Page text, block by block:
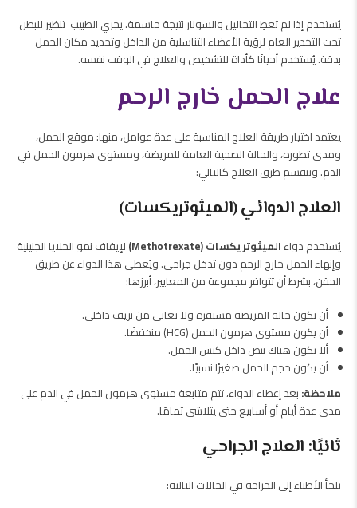
يُستخدم إذا لم تعطِ التحاليل والسونار نتيجة حاسمة. يجري الطبيب تنظير للبطن
تحت التخدير العام لرؤية الأعضاء التناسلية من الداخل وتحديد مكان الحمل
بدقة. يُستخدم أحيانًا كأداة للتشخيص والعلاج في الوقت نفسه.
علاج الحمل خارج الرحم
يعتمد اختيار طريقة العلاج المناسبة على عدة عوامل، منها: موقع الحمل،
ومدى تطوره، والحالة الصحية العامة للمريضة، ومستوى هرمون الحمل في
الدم. وتنقسم طرق العلاج كالتالي:
العلاج الدوائي (الميثوتريكسات)
يُستخدم دواءالميثوتريكسات (Methotrexate)
لإيقاف نمو الخلايا الجنينية
وإنهاء الحمل خارج الرحم دون تدخل جراحي. ويُعطى هذا الدواء عن طريق
الحقن، بشرط أن تتوافر مجموعة من المعايير، أبرزها:
أن تكون حالة المريضة مستقرة ولا تعاني من نزيف داخلي.
أن يكون مستوى هرمون الحمل (HCG) منخفضًا.
ألا يكون هناك نبض داخل كيس الحمل.
أن يكون حجم الحمل صغيرًا نسبيًا.
ملاحظة: بعد إعطاء الدواء، تتم متابعة مستوى هرمون الحمل في الدم على
مدى عدة أيام أو أسابيع حتى يتلاشى تمامًا.
ثانيًا: العلاج الجراحي
يلجأ الأطباء إلى الجراحة في الحالات التالية: